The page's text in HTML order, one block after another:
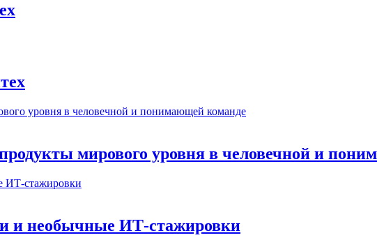
мирового уровня в человечной и
необычные ИТ‑стажировки